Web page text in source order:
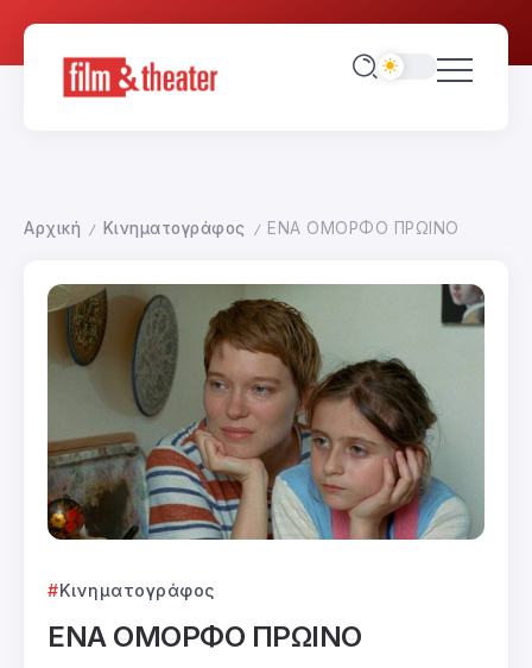
Αρχική / Κινηματογράφος / ΕΝΑ ΟΜΟΡΦΟ ΠΡΩΙΝΟ
Κινηματογράφος
ΕΝΑ ΟΜΟΡΦΟ ΠΡΩΙΝΟ